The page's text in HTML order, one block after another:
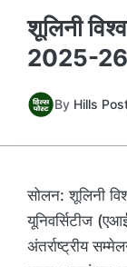
शूलिनी
2025-26
By Hills
सोलन: शूलिनी
यूनिवर्सिटीज
अंतर्राष्ट्रीय